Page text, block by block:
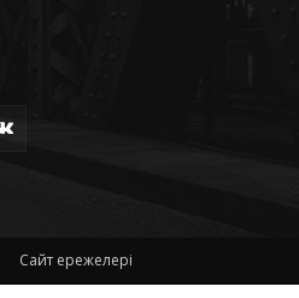
Сайт ережелері